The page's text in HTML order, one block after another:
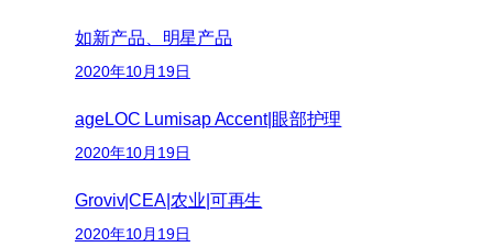
如新产品、明星产品
2020年10月19日
ageLOC Lumisap Accent|眼部护理
2020年10月19日
Groviv|CEA|农业|可再生
2020年10月19日